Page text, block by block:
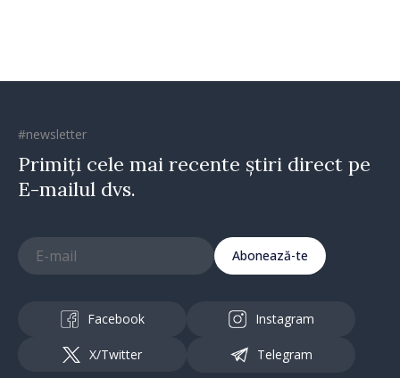
#newsletter
Primiți cele mai recente știri direct pe
E-mailul dvs.
Abonează-te
Facebook Instagram
X/Twitter Telegram